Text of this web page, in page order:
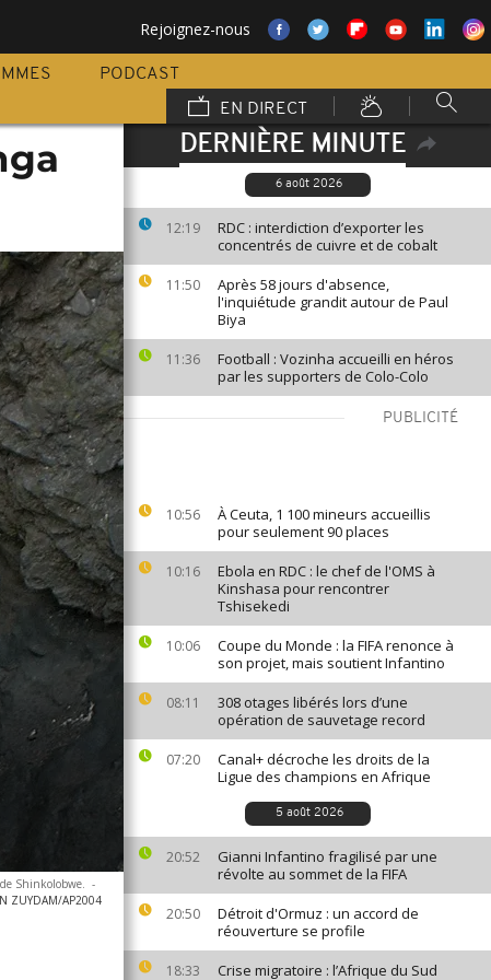
Rejoignez-nous
PODCAST
EN DIRECT
DERNIÈRE MINUTE
6 août 2026
12:19
RDC : interdiction d’exporter les
concentrés de cuivre et de cobalt
11:50
Après 58 jours d'absence,
l'inquiétude grandit autour de Paul
Biya
11:36
Football : Vozinha accueilli en héros
par les supporters de Colo-Colo
PUBLICITÉ
10:56
À Ceuta, 1 100 mineurs accueillis
pour seulement 90 places
10:16
Ebola en RDC : le chef de l'OMS à
Kinshasa pour rencontrer
Tshisekedi
10:06
Coupe du Monde : la FIFA renonce à
son projet, mais soutient Infantino
08:11
308 otages libérés lors d’une
opération de sauvetage record
07:20
Canal+ décroche les droits de la
Ligue des champions en Afrique
5 août 2026
20:52
Gianni Infantino fragilisé par une
révolte au sommet de la FIFA
20:50
Détroit d'Ormuz : un accord de
réouverture se profile
18:33
Crise migratoire : l’Afrique du Sud
Shinkolobwe. -
ZUYDAM/AP2004